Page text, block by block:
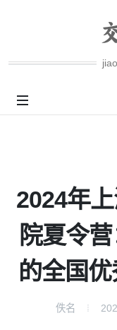
2024年
院夏令
的全国
佚名